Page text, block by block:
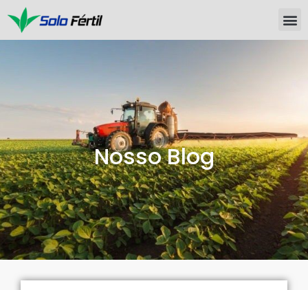
Nosso Blog